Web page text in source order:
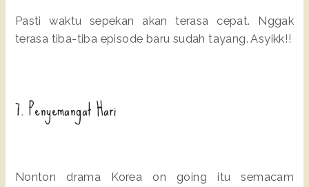
Pasti waktu sepekan akan terasa cepat. Nggak
terasa tiba-tiba episode baru sudah tayang. Asyikk!!
7. Penyemangat Hari
Nonton drama Korea on going itu semacam